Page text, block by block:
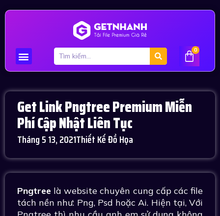
0
Get Link Pngtree Premium Miễn
Phí Cập Nhật Liên Tục
Tháng 5 13, 2021Thiết Kế Đồ Họa
Pngtree là website chuyên cung cấp các file
tách nền như: Png, Psd hoặc Ai. Hiện tại, Với